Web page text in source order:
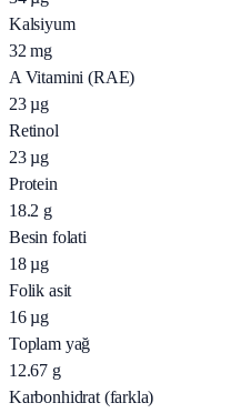
Kalsiyum
32 mg
A Vitamini (RAE)
23 µg
Retinol
23 µg
Protein
18.2 g
Besin folati
18 µg
Folik asit
16 µg
Toplam yağ
12.67 g
Karbonhidrat (farkla)